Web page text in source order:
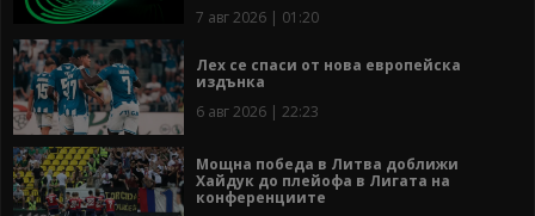
7 авг 2026 | 01:20
Лех се спаси от нова европейска
издънка
6 авг 2026 | 22:23
Мощна победа в Литва доближи
Хайдук до плейофа в Лигата на
конференциите